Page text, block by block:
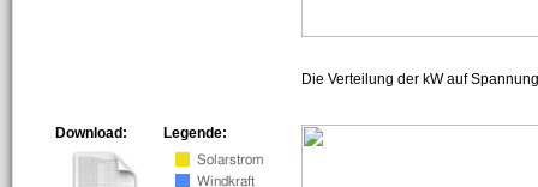
Die Verteilung der kW auf
Legende:
Download: